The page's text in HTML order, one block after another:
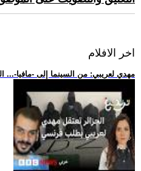
اخر الافلام
.. مهدي لعريبي: من السينما إلى -مافيا-